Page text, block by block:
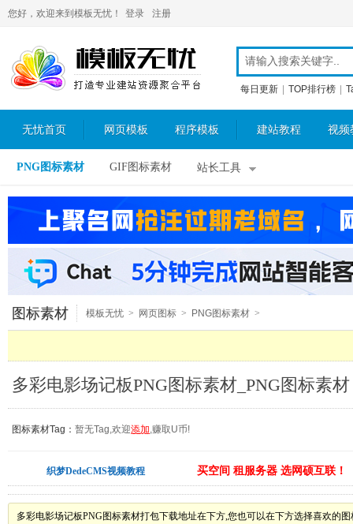
您好，欢迎来到模板无忧！ 登录 注册
每日更新 TOP排行榜
无忧首页 网页模板 程序模板 建站教程 视频
PNG图标素材 GIF图标素材 站长工具
图标素材 模板无忧 > 网页图标 > PNG图标素材 >
多彩电影场记板PNG图标素材_PNG图标素材
图标素材Tag： 暂无Tag,欢迎添加,赚取U币!
织梦DedeCMS视频教程 买空间 租服务器 选网硕互联！
多彩电影场记板PNG图标素材打包下载地址在下方,您也可以在下方选择喜欢的